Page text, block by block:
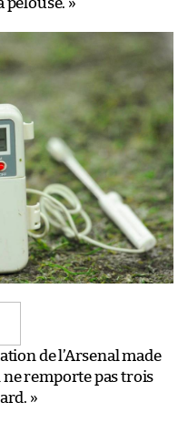
de l’Arsenal made
ne remporte pas trois
»